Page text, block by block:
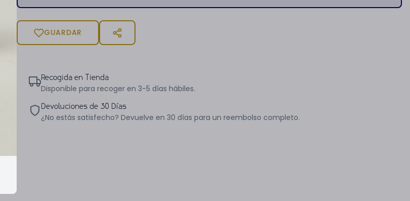
GUARDAR
Recogida en Tienda
Disponible para recoger en 3-5 días hábiles.
Devoluciones de 30 Días
¿No estás satisfecho? Devuelve en 30 días para un reembolso completo.